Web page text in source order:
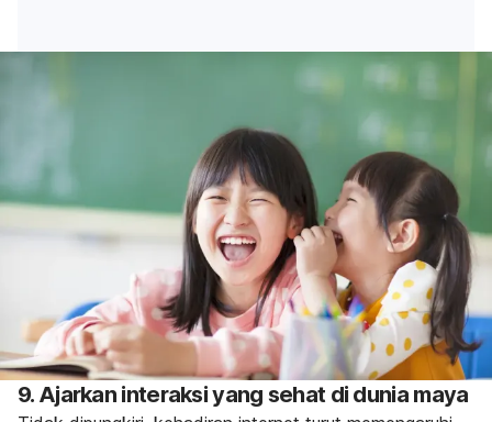
9. Ajarkan interaksi yang sehat di dunia maya